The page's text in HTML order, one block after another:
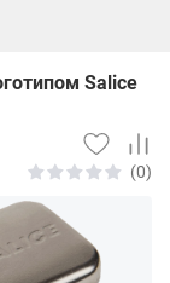
Salice
(0)